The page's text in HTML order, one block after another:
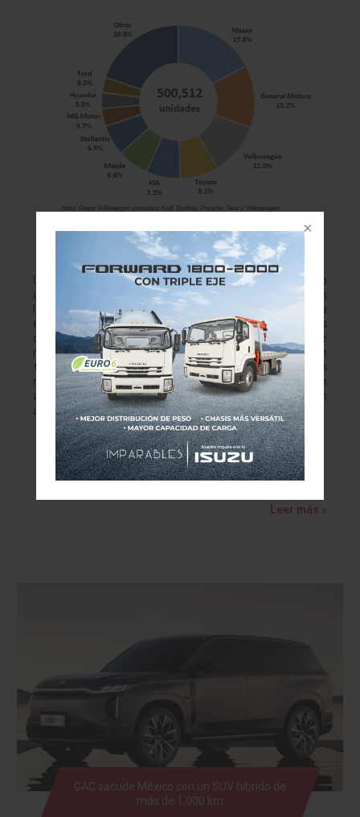
Las marcas chinas aceleran y sacuden el
mercado mexicano.
Las ventas de autos nuevos crecieron 8.6% en México
durante abril de 2026, pero el verdadero golpe lo dieron
las marcas chinas con crecimientos explosivos. China pisa
el acelerador en México y las marcas tradicionales
comienzan a sentir presión El mercado automotriz
mexicano vive uno de sus momentos más agresivos en
transformación. Mientras las ventas de vehículos ligeros
nuevos crecieron 8.6% en abril de 2026, las cifras revelan
algo todavía más importante: las marcas chinas están
avanzando a una velocidad…
Leer más »
GAC sacude México con un SUV híbrido de
más de 1,000 km